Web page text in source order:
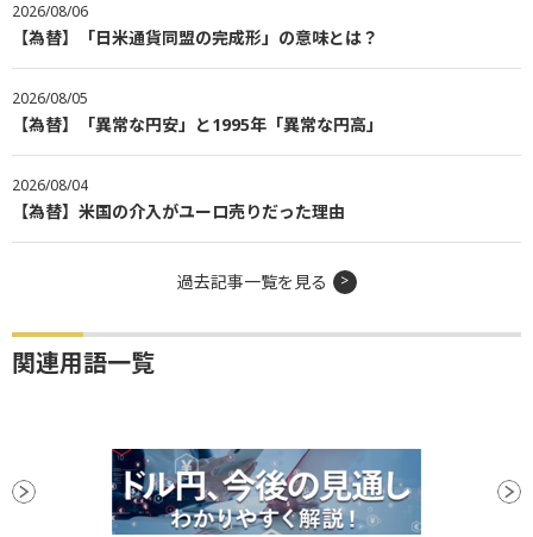
2026/08/06
【為替】「日米通貨同盟の完成形」の意味とは？
2026/08/05
【為替】「異常な円安」と1995年「異常な円高」
2026/08/04
【為替】米国の介入がユーロ売りだった理由
過去記事一覧を見る
関連用語一覧